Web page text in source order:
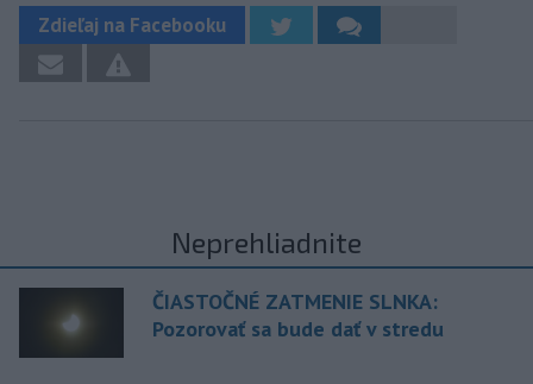
Zdieľaj na Facebooku
Neprehliadnite
ČIASTOČNÉ ZATMENIE SLNKA:
Pozorovať sa bude dať v stredu